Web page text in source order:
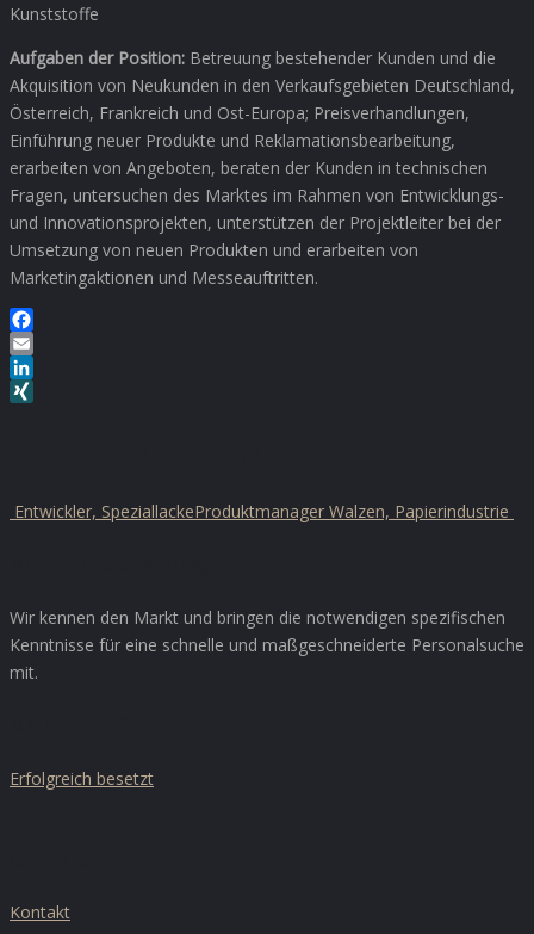
Kunststoffe
Aufgaben der Position: Betreuung bestehender Kunden und die
Akquisition von Neukunden in den Verkaufsgebieten Deutschland,
Österreich, Frankreich und Ost-Europa; Preisverhandlungen,
Einführung neuer Produkte und Reklamationsbearbeitung,
erarbeiten von Angeboten, beraten der Kunden in technischen
Fragen, untersuchen des Marktes im Rahmen von Entwicklungs-
und Innovationsprojekten, unterstützen der Projektleiter bei der
Umsetzung von neuen Produkten und erarbeiten von
Marketingaktionen und Messeauftritten.
Facebook
Email
LinkedIn
Entwickler, SpeziallackeProduktmanager Walzen, Papierindustrie
Wir kennen den Markt und bringen die notwendigen spezifischen
Kenntnisse für eine schnelle und maßgeschneiderte Personalsuche
mit.
Erfolgreich besetzt
Kontakt